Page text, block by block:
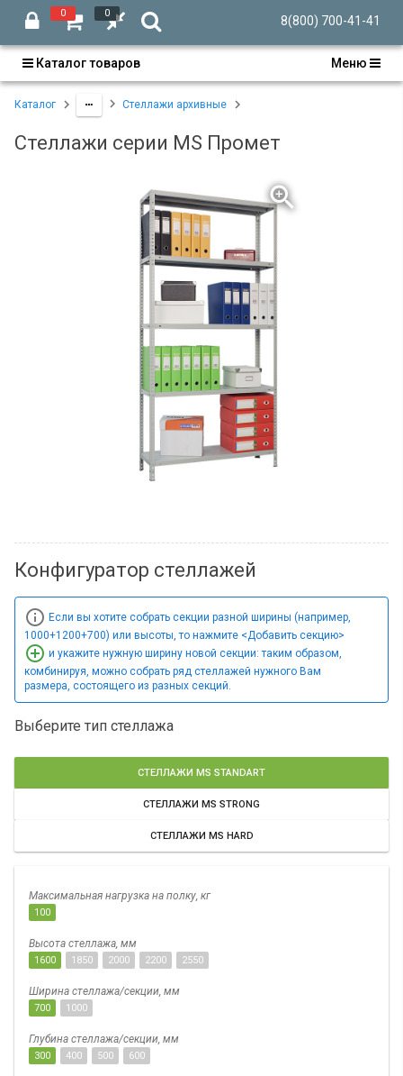
0 0
8(800) 700-41-41
Каталог товаров Меню
Каталог Стеллажи архивные
Стеллажи серии MS Промет
Конфигуратор стеллажей
 Если вы хотите собрать секции разной ширины (например,
1000+1200+700) или высоты, то нажмите <Добавить секцию>
 и укажите нужную ширину новой секции: таким образом,
комбинируя, можно собрать ряд стеллажей нужного Вам
размера, состоящего из разных секций.
Выберите тип стеллажа
СТЕЛЛАЖИ MS STANDART
СТЕЛЛАЖИ MS STRONG
СТЕЛЛАЖИ MS HARD
Максимальная нагрузка на полку, кг
100
Высота стеллажа, мм
1600 1850 2000 2200 2550
Ширина стеллажа/секции, мм
700 1000
Глубина стеллажа/секции, мм
300 400 500 600